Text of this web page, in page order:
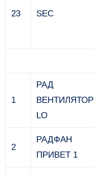
23 SEC
1
РАД
ВЕНТИЛЯТОР
LO
2
РАДФАН
ПРИВЕТ 1